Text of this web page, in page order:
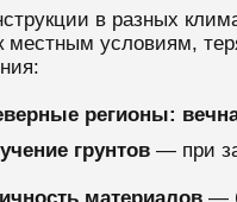
в разных
местным условиям,
регионы:
грунтов— при